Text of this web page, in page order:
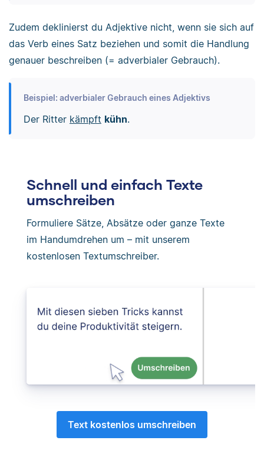
Zudem deklinierst du Adjektive nicht, wenn sie sich auf
das Verb eines Satz beziehen und somit die Handlung
genauer beschreiben (= adverbialer Gebrauch).
Beispiel: adverbialer Gebrauch eines Adjektivs
Der Ritter kämpft kühn.
Schnell und einfach Texte
umschreiben
Formuliere Sätze, Absätze oder ganze Texte
im Handumdrehen um – mit unserem
kostenlosen Textumschreiber.
Text kostenlos umschreiben